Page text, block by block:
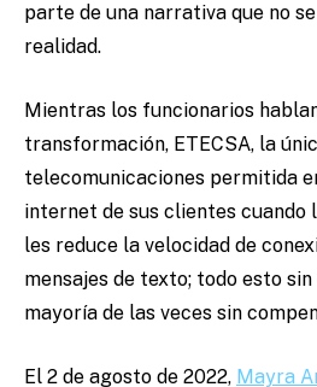
parte de una narrativa que no
realidad.
Mientras los funcionarios
transformación, ETECSA, la
telecomunicaciones permitida
internet de sus clientes cuando
les reduce la velocidad de
mensajes de texto; todo esto
mayoría de las veces sin
El 2 de agosto de 2022, Mayra